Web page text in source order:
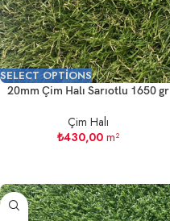
SELECT OPTIONS
20mm Çim Halı Sarıotlu 1650 gr
Çim Halı
₺430,00 m²